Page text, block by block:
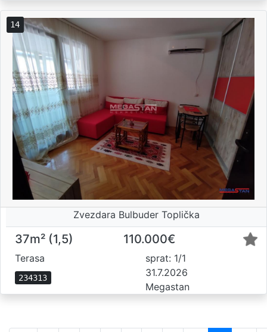
14
Zvezdara Bulbuder Toplička
37m² (1,5) 110.000€
Terasa
234313
sprat: 1/1
31.7.2026
Megastan